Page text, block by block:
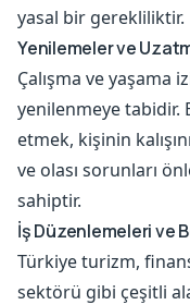
yasal bir gerekliliktir.
Yenilemeler ve
Çalışma ve yaşama
yenilenmeye tabidir.
etmek, kişinin
ve olası sorunları
sahiptir.
İş Düzenlemeleri ve
Türkiye turizm,
sektörü gibi çeşitli